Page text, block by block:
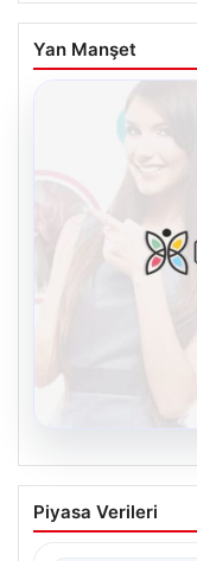
Yan Manşet
Kelebek
İletişimin
Piyasa Verileri